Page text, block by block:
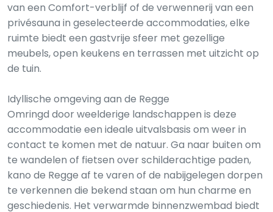
van een Comfort-verblijf of de verwennerij van een
privésauna in geselecteerde accommodaties, elke
ruimte biedt een gastvrije sfeer met gezellige
meubels, open keukens en terrassen met uitzicht op
de tuin.
Idyllische omgeving aan de Regge
Omringd door weelderige landschappen is deze
accommodatie een ideale uitvalsbasis om weer in
contact te komen met de natuur. Ga naar buiten om
te wandelen of fietsen over schilderachtige paden,
kano de Regge af te varen of de nabijgelegen dorpen
te verkennen die bekend staan om hun charme en
geschiedenis. Het verwarmde binnenzwembad biedt